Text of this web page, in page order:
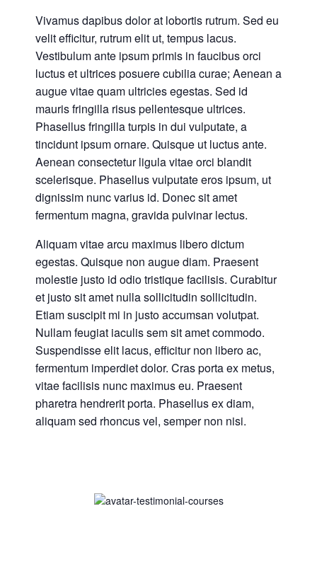
Vivamus dapibus dolor at lobortis rutrum. Sed eu
velit efficitur, rutrum elit ut, tempus lacus.
Vestibulum ante ipsum primis in faucibus orci
luctus et ultrices posuere cubilia curae; Aenean a
augue vitae quam ultricies egestas. Sed id
mauris fringilla risus pellentesque ultrices.
Phasellus fringilla turpis in dui vulputate, a
tincidunt ipsum ornare. Quisque ut luctus ante.
Aenean consectetur ligula vitae orci blandit
scelerisque. Phasellus vulputate eros ipsum, ut
dignissim nunc varius id. Donec sit amet
fermentum magna, gravida pulvinar lectus.
Aliquam vitae arcu maximus libero dictum
egestas. Quisque non augue diam. Praesent
molestie justo id odio tristique facilisis. Curabitur
et justo sit amet nulla sollicitudin sollicitudin.
Etiam suscipit mi in justo accumsan volutpat.
Nullam feugiat iaculis sem sit amet commodo.
Suspendisse elit lacus, efficitur non libero ac,
fermentum imperdiet dolor. Cras porta ex metus,
vitae facilisis nunc maximus eu. Praesent
pharetra hendrerit porta. Phasellus ex diam,
aliquam sed rhoncus vel, semper non nisi.